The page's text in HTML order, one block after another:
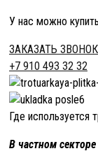
У нас можно
ЗАКАЗАТЬ ЗВОНОК
+7 910 493 32 32
Где используется
В частном